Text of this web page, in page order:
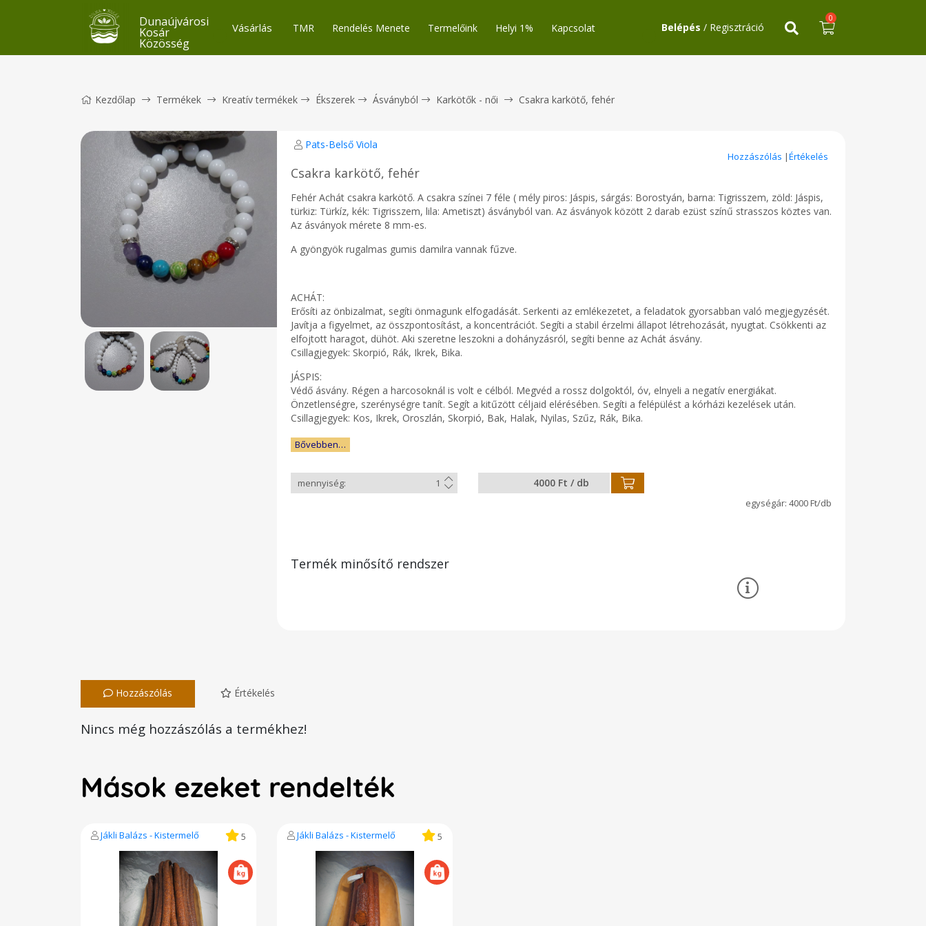
Dunaújvárosi
Kosár
Közösség
Vásárlás TMR Rendelés Menete Termelőink Helyi 1% Kapcsolat Belépés / Regisztráció
0
Kezdőlap Termékek Kreatív termékek Ékszerek Ásványból Karkötők - női Csakra karkötő, fehér
Pats-Belső Viola
Hozzászólás |Értékelés
Csakra karkötő, fehér
Fehér Achát csakra karkötő. A csakra színei 7 féle ( mély piros: Jáspis, sárgás: Borostyán, barna: Tigrisszem, zöld: Jáspis,
türkiz: Türkíz, kék: Tigrisszem, lila: Ametiszt) ásványból van. Az ásványok között 2 darab ezüst színű strasszos köztes van.
Az ásványok mérete 8 mm-es.
A gyöngyök rugalmas gumis damilra vannak fűzve.
ACHÁT:
Erősíti az önbizalmat, segíti önmagunk elfogadását. Serkenti az emlékezetet, a feladatok gyorsabban való megjegyzését.
Javítja a figyelmet, az összpontosítást, a koncentrációt. Segíti a stabil érzelmi állapot létrehozását, nyugtat. Csökkenti az
elfojtott haragot, dühöt. Aki szeretne leszokni a dohányzásról, segíti benne az Achát ásvány.
Csillagjegyek: Skorpió, Rák, Ikrek, Bika.
JÁSPIS:
Védő ásvány. Régen a harcosoknál is volt e célból. Megvéd a rossz dolgoktól, óv, elnyeli a negatív energiákat.
Önzetlenségre, szerénységre tanít. Segít a kitűzött céljaid elérésében. Segíti a felépülést a kórházi kezelések után.
Csillagjegyek: Kos, Ikrek, Oroszlán, Skorpió, Bak, Halak, Nyilas, Szűz, Rák, Bika.
Bővebben…
4000 Ft / db
4000 Ft/db
Termék minősítő rendszer
Hozzászólás Értékelés
Nincs még hozzászólás a termékhez!
Mások ezeket rendelték
Jákli Balázs - Kistermelő 5 Jákli Balázs - Kistermelő 5